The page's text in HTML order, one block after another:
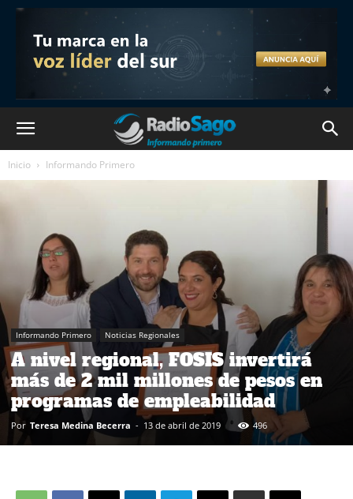
Inicio Informando Primero
Informando Primero Noticias Regionales
A nivel regional, FOSIS invertirá
más de 2 mil millones de pesos en
programas de empleabilidad
Por Teresa Medina Becerra - 13 de abril de 2019 496